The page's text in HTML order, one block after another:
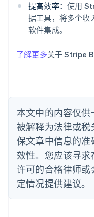
提高效率： 使用
据工具，将多个收
软件集成。
了解更多关于 Stripe
本文中的内容仅
被解释为法律或
保文章中信息的
效性。您应该寻
许可的合格律师
定情况提供建议。
澳大利亚
English
巴西
保加利亚
English
丹麦
English
德国
DeutschEnglish
法国
FrançaisEnglish
芬兰
EnglishSvenska